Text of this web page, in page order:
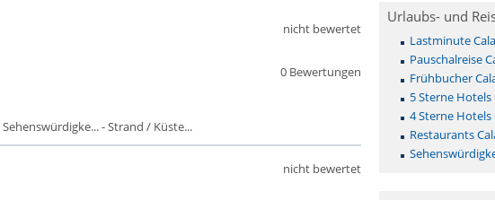
0 Bewertungen
nicht bewertet
Sehenswürdigke... - Strand / Küste...
nicht bewertet
Urlaubs- und
Lastminute
Pauschalreise
Frühbucher
5 Sterne Hotels
4 Sterne Hotels
Restaurants